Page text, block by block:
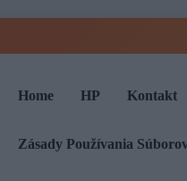
Home HP Kontakt
Zásady Používania